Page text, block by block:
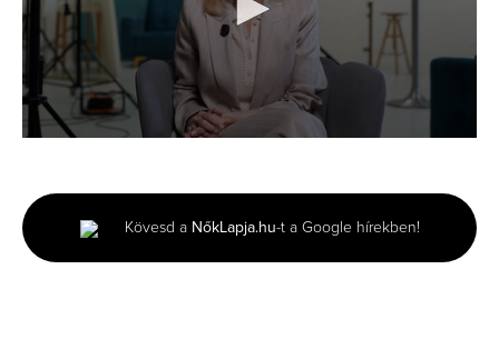
minutes,
25
seconds
Kövesd a NőkLapja.hu-t a Google hírekben!